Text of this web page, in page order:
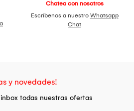
Chatea con nosotros
Escríbenos a nuestro Whatsapp
Chat
y novedades!
todas nuestras ofertas